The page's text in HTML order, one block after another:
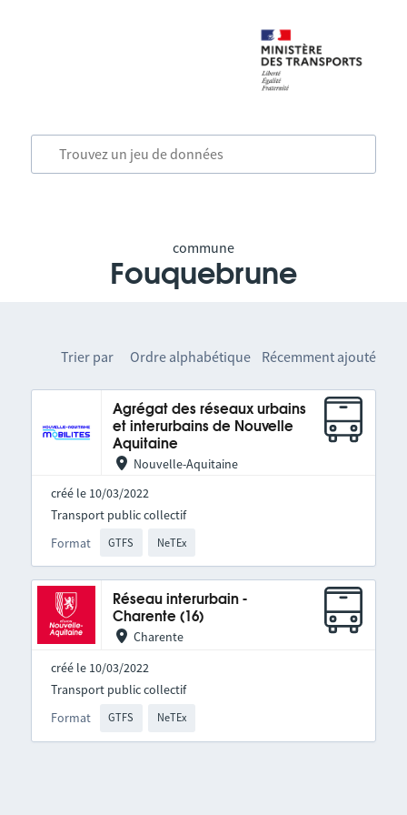
commune
Fouquebrune
Trier par Ordre alphabétique Récemment ajouté
Agrégat des réseaux urbains
et interurbains de Nouvelle
Aquitaine
Nouvelle-Aquitaine
créé le 10/03/2022
Format GTFS NeTEx
Transport public collectif
Réseau interurbain -
Charente (16)
Charente
créé le 10/03/2022
Format GTFS NeTEx
Transport public collectif